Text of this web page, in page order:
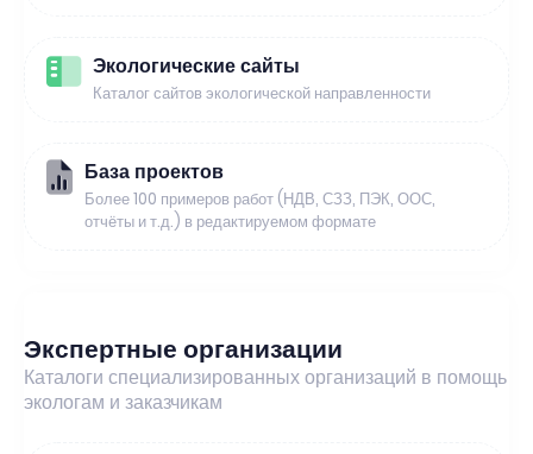
Экологические сайты
Каталог сайтов экологической направленности
База проектов
Более 100 примеров работ (НДВ, СЗЗ, ПЭК, ООС,
отчёты и т.д.) в редактируемом формате
Экспертные организации
Каталоги специализированных организаций в помощь
экологам и заказчикам